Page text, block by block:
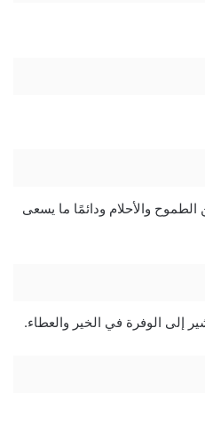
والأحلام ودائمًا ما يسعى
إلى الوفرة في الخير والعطاء.